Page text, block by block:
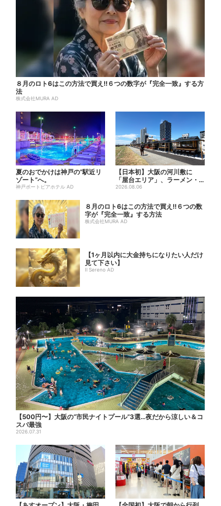
８月のロト6はこの方法で買え!!６つの数字が『完全一致』する方
法
株式会社MURA AD
夏のおでかけは神戸の”駅近リ
ゾート”へ。
神戸ポートピアホテル AD
【日本初】大阪の河川敷に
「屋台エリア」、ラーメン・
焼肉・しゃぶしゃぶ・カフェ
2026.08.06
８月のロト6はこの方法で買え!!６つの数
字が『完全一致』する方法
株式会社MURA AD
【1ヶ月以内に大金持ちになりたい人だけ
見て下さい】
Il Sereno AD
【500円〜】大阪の“市民ナイトプール”3選…夜だから涼しい＆コ
スパ最強
2026.07.31